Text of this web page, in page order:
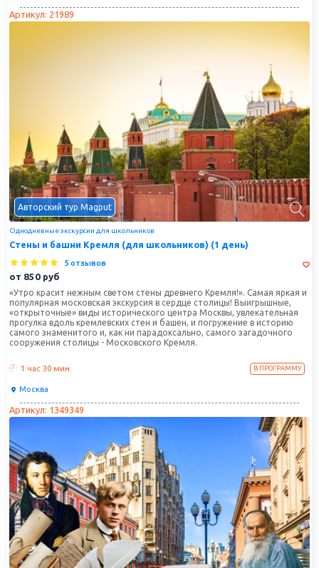
Артикул: 21989
Авторский тур Magput
Однодневные экскурсии для школьников
Стены и башни Кремля (для школьников) (1 день)
5 отзывов
от 850 руб
«Утро красит нежным светом стены древнего Кремля!». Самая яркая и
популярная московская экскурсия в сердце столицы! Выигрышные,
«открыточные» виды исторического центра Москвы, увлекательная
прогулка вдоль кремлевских стен и башен, и погружение в историю
самого знаменитого и, как ни парадоксально, самого загадочного
сооружения столицы - Московского Кремля.
1 час 30 мин. В ПРОГРАММУ
Москва
Артикул: 1349349